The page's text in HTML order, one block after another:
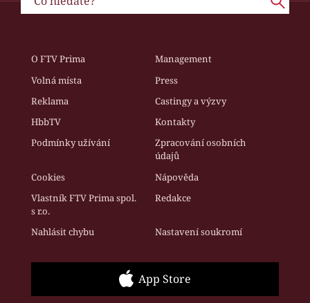
O FTV Prima
Management
Volná místa
Press
Reklama
Castingy a výzvy
HbbTV
Kontakty
Podmínky užívání
Zpracování osobních
údajů
Cookies
Nápověda
Vlastník FTV Prima spol.
s r.o.
Redakce
Nahlásit chybu Nastavení soukromí
App Store